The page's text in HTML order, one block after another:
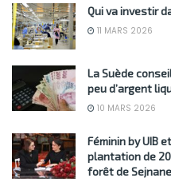
Qui va investir
11 MARS 2026
La Suède
peu d’argent
10 MARS 2026
Féminin by UIB
plantation de
forêt de Sejnane